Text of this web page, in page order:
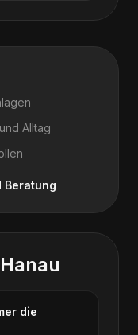
Alltag
Beratung
Hanau
die